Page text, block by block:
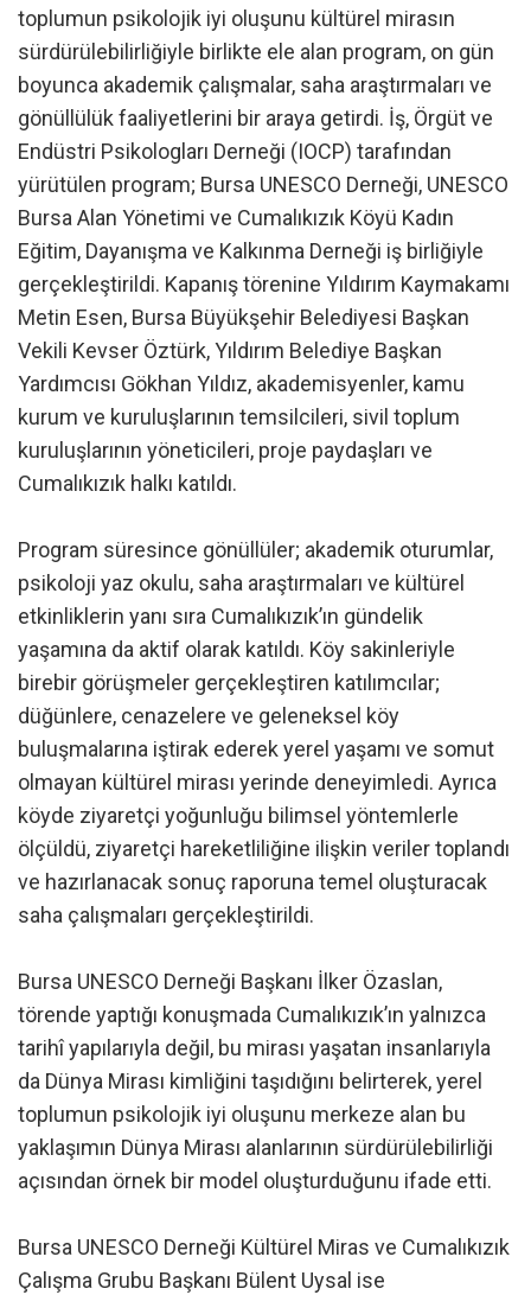
toplumun psikolojik iyi oluşunu kültürel mirasın
sürdürülebilirliğiyle birlikte ele alan program, on gün
boyunca akademik çalışmalar, saha araştırmaları ve
gönüllülük faaliyetlerini bir araya getirdi. İş, Örgüt ve
Endüstri Psikologları Derneği (IOCP) tarafından
yürütülen program; Bursa UNESCO Derneği, UNESCO
Bursa Alan Yönetimi ve Cumalıkızık Köyü Kadın
Eğitim, Dayanışma ve Kalkınma Derneği iş birliğiyle
gerçekleştirildi. Kapanış törenine Yıldırım Kaymakamı
Metin Esen, Bursa Büyükşehir Belediyesi Başkan
Vekili Kevser Öztürk, Yıldırım Belediye Başkan
Yardımcısı Gökhan Yıldız, akademisyenler, kamu
kurum ve kuruluşlarının temsilcileri, sivil toplum
kuruluşlarının yöneticileri, proje paydaşları ve
Cumalıkızık halkı katıldı.
Program süresince gönüllüler; akademik oturumlar,
psikoloji yaz okulu, saha araştırmaları ve kültürel
etkinliklerin yanı sıra Cumalıkızık’ın gündelik
yaşamına da aktif olarak katıldı. Köy sakinleriyle
birebir görüşmeler gerçekleştiren katılımcılar;
düğünlere, cenazelere ve geleneksel köy
buluşmalarına iştirak ederek yerel yaşamı ve somut
olmayan kültürel mirası yerinde deneyimledi. Ayrıca
köyde ziyaretçi yoğunluğu bilimsel yöntemlerle
ölçüldü, ziyaretçi hareketliliğine ilişkin veriler toplandı
ve hazırlanacak sonuç raporuna temel oluşturacak
saha çalışmaları gerçekleştirildi.
Bursa UNESCO Derneği Başkanı İlker Özaslan,
törende yaptığı konuşmada Cumalıkızık’ın yalnızca
tarihî yapılarıyla değil, bu mirası yaşatan insanlarıyla
da Dünya Mirası kimliğini taşıdığını belirterek, yerel
toplumun psikolojik iyi oluşunu merkeze alan bu
yaklaşımın Dünya Mirası alanlarının sürdürülebilirliği
açısından örnek bir model oluşturduğunu ifade etti.
Bursa UNESCO Derneği Kültürel Miras ve Cumalıkızık
Çalışma Grubu Başkanı Bülent Uysal ise